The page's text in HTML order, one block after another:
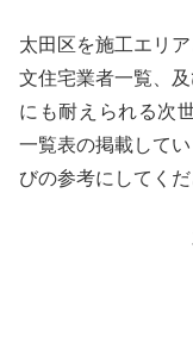
太田区を施工エリ
文住宅業者一覧、
にも耐えられる次
一覧表の掲載して
びの参考にしてくだ